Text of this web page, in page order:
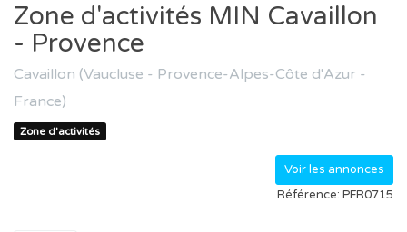
Zone d'activités MIN Cavaillon
- Provence
Cavaillon (Vaucluse - Provence-Alpes-Côte d'Azur -
France)
Zone d'activités
Voir les annonces
Référence: PFR0715